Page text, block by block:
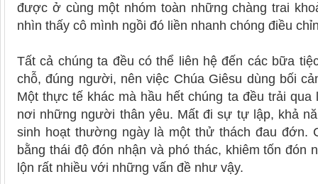
được ở cùng một nhóm toàn những chàng trai
nhìn thấy cô mình ngồi đó liền nhanh chóng điều
Tất cả chúng ta đều có thể liên hệ đến các bữa
chỗ, đúng người, nên việc Chúa Giêsu dùng bối
Một thực tế khác mà hầu hết chúng ta đều trải
nơi những người thân yêu. Mất đi sự tự lập, khả
sinh hoạt thường ngày là một thử thách đau
bằng thái độ đón nhận và phó thác, khiêm tốn
lộn rất nhiều với những vấn đề như vậy.